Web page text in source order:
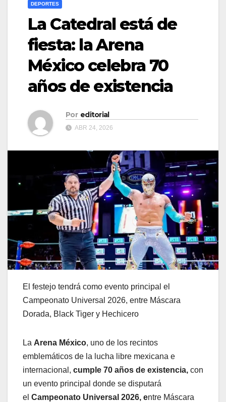
DEPORTES
La Catedral está de
fiesta: la Arena
México celebra 70
años de existencia
Por editorial
ABR 24, 2026
El festejo tendrá como evento principal el
Campeonato Universal 2026, entre Máscara
Dorada, Black Tiger y Hechicero
La Arena México, uno de los recintos
emblemáticos de la lucha libre mexicana e
internacional, cumple 70 años de existencia, con
un evento principal donde se disputará
el Campeonato Universal 2026, entre Máscara